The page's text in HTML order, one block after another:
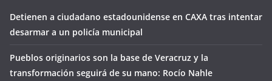
Detienen a ciudadano estadounidense en CAXA tras intentar
desarmar a un policía municipal
Pueblos originarios son la base de Veracruz y la
transformación seguirá de su mano: Rocío Nahle